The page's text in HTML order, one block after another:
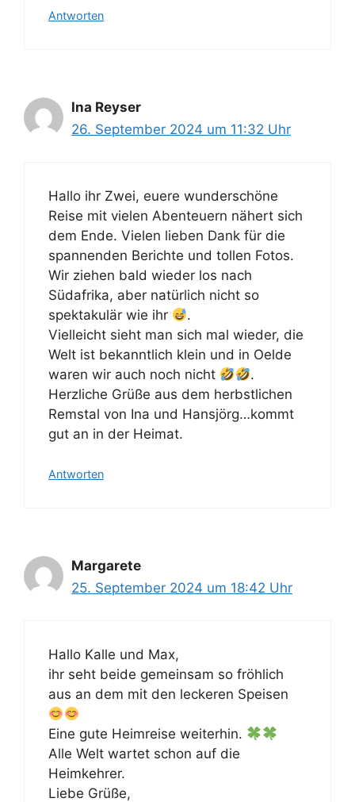
Antworten
Ina Reyser
26. September 2024 um 11:32 Uhr
Hallo ihr Zwei, euere wunderschöne
Reise mit vielen Abenteuern nähert sich
dem Ende. Vielen lieben Dank für die
spannenden Berichte und tollen Fotos.
Wir ziehen bald wieder los nach
Südafrika, aber natürlich nicht so
spektakulär wie ihr
.
Vielleicht sieht man sich mal wieder, die
Welt ist bekanntlich klein und in Oelde
waren wir auch noch nicht
.
Herzliche Grüße aus dem herbstlichen
Remstal von Ina und Hansjörg…kommt
gut an in der Heimat.
Antworten
Margarete
25. September 2024 um 18:42 Uhr
Hallo Kalle und Max,
ihr seht beide gemeinsam so fröhlich
aus an dem mit den leckeren Speisen
Eine gute Heimreise weiterhin.
Alle Welt wartet schon auf die
Heimkehrer.
Liebe Grüße,